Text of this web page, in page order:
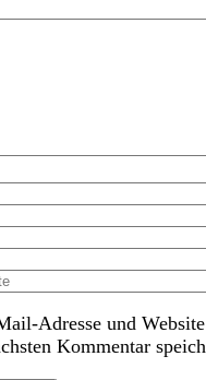
Adresse und
Kommentar